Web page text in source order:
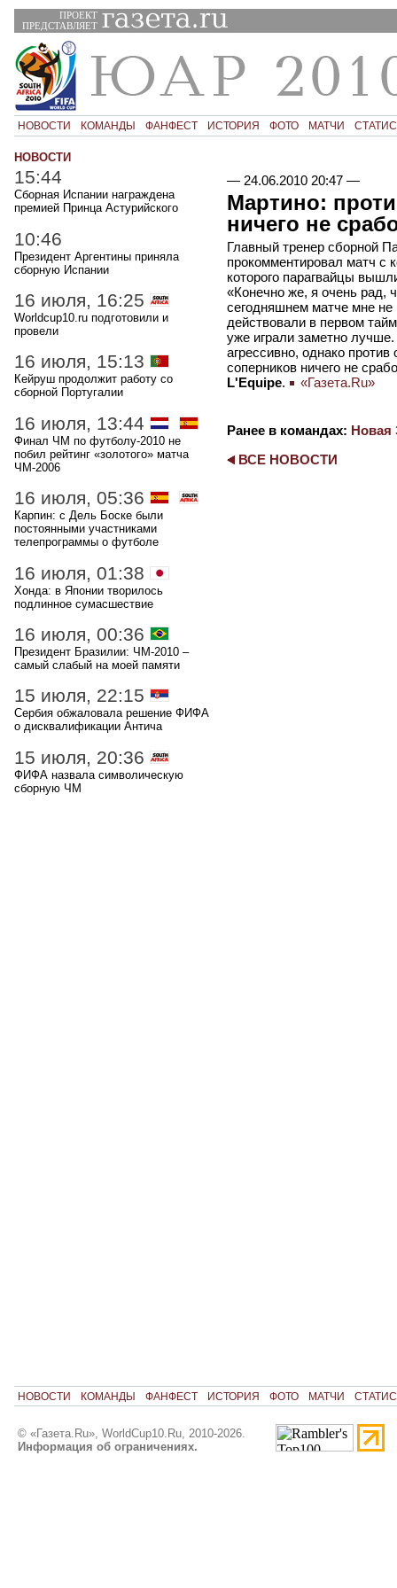
ПРОЕКТ
ПРЕДСТАВЛЯЕТ
НОВОСТИ КОМАНДЫ ФАНФЕСТ ИСТОРИЯ ФОТО МАТЧИ
— 24.06.2010 20:47—
Мартино:
ничего не
Главный тренер сборной
прокомментировал матч с
которого парагвайцы
«Конечно же, я очень рад,
сегодняшнем матче мне
действовали в первом
уже играли заметно
агрессивно, однако
соперников ничего не
L'Equipe. «Газета.Ru»
Ранее в командах: Новая
ВСЕ НОВОСТИ
НОВОСТИ
15:44
Сборная Испании награждена
премией Принца Астурийского
10:46
Президент Аргентины приняла
сборную Испании
16 июля, 16:25
Worldcup10.ru подготовили и
провели
16 июля, 15:13
Кейруш продолжит работу со
сборной Португалии
16 июля, 13:44
Финал ЧМ по футболу-2010 не
побил рейтинг «золотого» матча
ЧМ-2006
16 июля, 05:36
Карпин: с Дель Боске были
постоянными участниками
телепрограммы о футболе
16 июля, 01:38
Хонда: в Японии творилось
подлинное сумасшествие
16 июля, 00:36
Президент Бразилии: ЧМ-2010 –
самый слабый на моей памяти
15 июля, 22:15
Сербия обжаловала решение ФИФА
о дисквалификации Антича
15 июля, 20:36
ФИФА назвала символическую
сборную ЧМ
НОВОСТИ КОМАНДЫ ФАНФЕСТ ИСТОРИЯ ФОТО МАТЧИ
© «Газета.Ru», WorldCup10.Ru, 2010-2026.
Информация об ограничениях.